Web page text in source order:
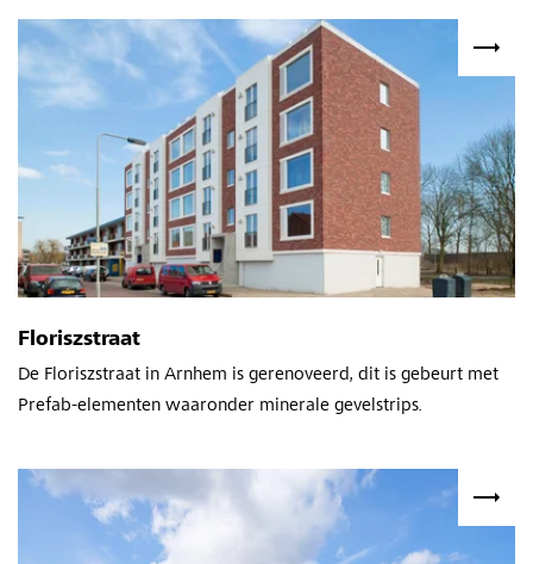
Floriszstraat
De Floriszstraat in Arnhem is gerenoveerd, dit is gebeurt met
Prefab-elementen waaronder minerale gevelstrips.